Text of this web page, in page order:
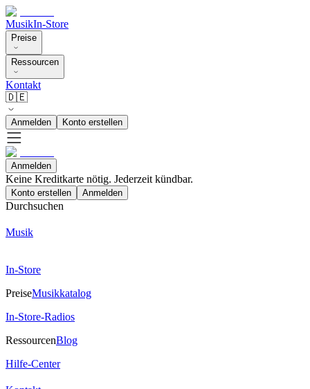
MusikIn-Store
Preise
Ressourcen
Kontakt
🇩🇪
Anmelden Konto erstellen
Anmelden
Keine Kreditkarte nötig. Jederzeit kündbar.
Konto erstellen Anmelden
Durchsuchen
Musik
In-Store
PreiseMusikkatalog
In-Store-Radios
RessourcenBlog
Hilfe-Center